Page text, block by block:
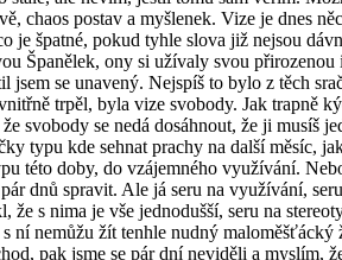
chaos postav a myšlenek. Vize je dnes
je špatné, pokud tyhle slova již nejsou
Španělek, ony si užívaly svou přirozenou
jsem se unavený. Nejspíš to bylo z těch
trpěl, byla vize svobody. Jak trapně
svobody se nedá dosáhnout, že ji musíš
typu kde sehnat prachy na další měsíc,
této doby, do vzájemného využívání.
dnů spravit. Ale já seru na využívání,
s nima je vše jednodušší, seru na
ní nemůžu žít tenhle nudný maloměšťácký
pak jsme se pár dní neviděli a myslím,